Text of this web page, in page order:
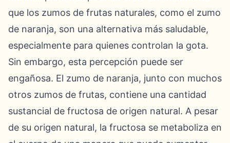
que los zumos de frutas naturales, como el zumo
de naranja, son una alternativa más saludable,
especialmente para quienes controlan la gota.
Sin embargo, esta percepción puede ser
engañosa. El zumo de naranja, junto con muchos
otros zumos de frutas, contiene una cantidad
sustancial de fructosa de origen natural. A pesar
de su origen natural, la fructosa se metaboliza en